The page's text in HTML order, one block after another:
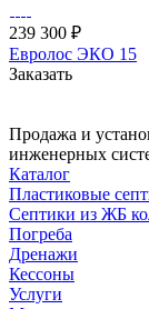
239 300 ₽
Евролос ЭКО 15
Заказать
Продажа и
инженерных
Каталог
Пластиковые
Септики из ЖБ
Погреба
Дренажи
Кессоны
Услуги